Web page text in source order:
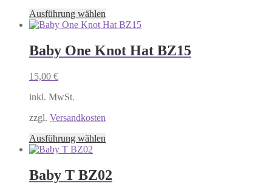
Ausführung wählen
Produkt
mehrere
Varianten
der
gewählt
Baby One Knot Hat BZ15
15,00 €
inkl. MwSt.
zzgl. Versandkosten
Ausführung wählen
mehrere
Varianten
Baby T BZ02